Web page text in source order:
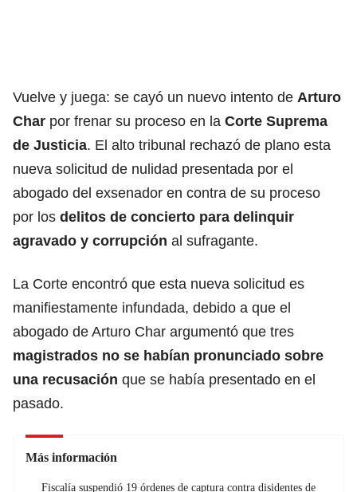
Vuelve y juega: se cayó un nuevo intento de Arturo
Char por frenar su proceso en la Corte Suprema
de Justicia. El alto tribunal rechazó de plano esta
nueva solicitud de nulidad presentada por el
abogado del exsenador en contra de su proceso
por los delitos de concierto para delinquir
agravado y corrupción al sufragante.
La Corte encontró que esta nueva solicitud es
manifiestamente infundada, debido a que el
abogado de Arturo Char argumentó que tres
magistrados no se habían pronunciado sobre
una recusación que se había presentado en el
pasado.
Más información
Fiscalía suspendió 19 órdenes de captura contra disidentes de